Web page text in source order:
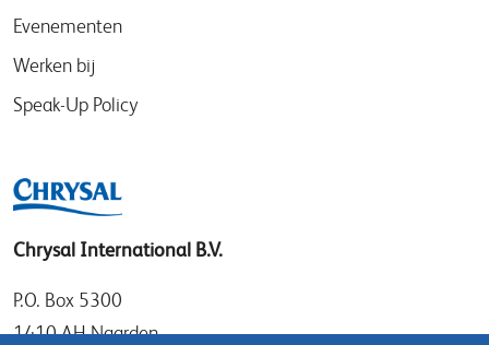
Evenementen
Werken bij
Speak-Up Policy
Chrysal International B.V.
P.O. Box 5300
1410 AH Naarden